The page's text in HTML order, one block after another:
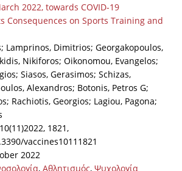
& Technology" magazine
2022, towards COVID-19
Consequences on Sports Training and
Lamprinos, Dimitrios; Georgakopoulos,
Nikiforos; Oikonomou, Evangelos;
Siasos, Gerasimos; Schizas,
Alexandros; Botonis, Petros G;
Rachiotis, Georgios; Lagiou, Pagona;
1821,
vaccines10111821
2022
, Αθλητισμός, Ψυχολογία